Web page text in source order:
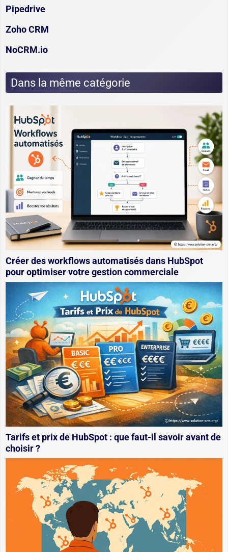
Pipedrive
Zoho CRM
NoCRM.io
Dans la même catégorie
Créer des workflows automatisés dans HubSpot
pour optimiser votre gestion commerciale
Tarifs et prix de HubSpot : que faut-il savoir avant de
choisir ?